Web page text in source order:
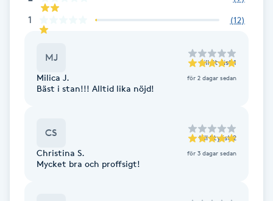
Fotsvamp
Fransar
Fransfärgning
1 (12)
MJ till Stylist 1
Milica J. för 2 dagar sedan
Bäst i stan!!! Alltid lika nöjd!
CS till Stylist 2
Christina S. för 3 dagar sedan
Mycket bra och proffsigt!